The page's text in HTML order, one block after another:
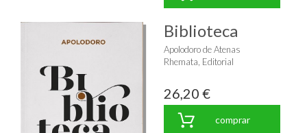
Biblioteca
Apolodoro de Atenas
Rhemata, Editorial
26,20 €
comprar